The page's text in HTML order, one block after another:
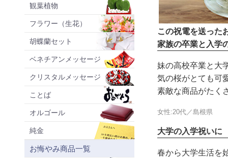
観葉植物
フラワー（生花）
胡蝶蘭セット
ベネチアンメッセージ
クリスタルメッセージ
ことば
オルゴール
純金
お悔やみ商品一覧
この祝電を送った
家族の卒業と入学
妹の高校卒業と大
気の桜がとても可
素敵な商品がたく
女性:20代／島根県
大学の入学祝いに
春から大学生活を